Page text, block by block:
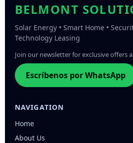
BELMONT
Solar Energy • Smart Home •
Technology Leasing
Join our newsletter for exclusive offers
Escríbenos por WhatsApp
NAVIGATION
Home
About Us